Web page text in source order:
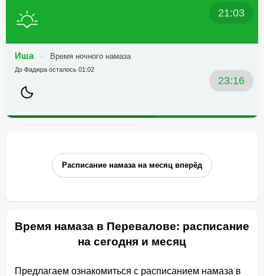
21:03
Иша Время ночного намаза
23:16
До Фаджра осталось 01:02
Расписание намаза на месяц вперёд
Время намаза в Перевалове: расписание
на сегодня и месяц
Предлагаем ознакомиться с расписанием намаза в